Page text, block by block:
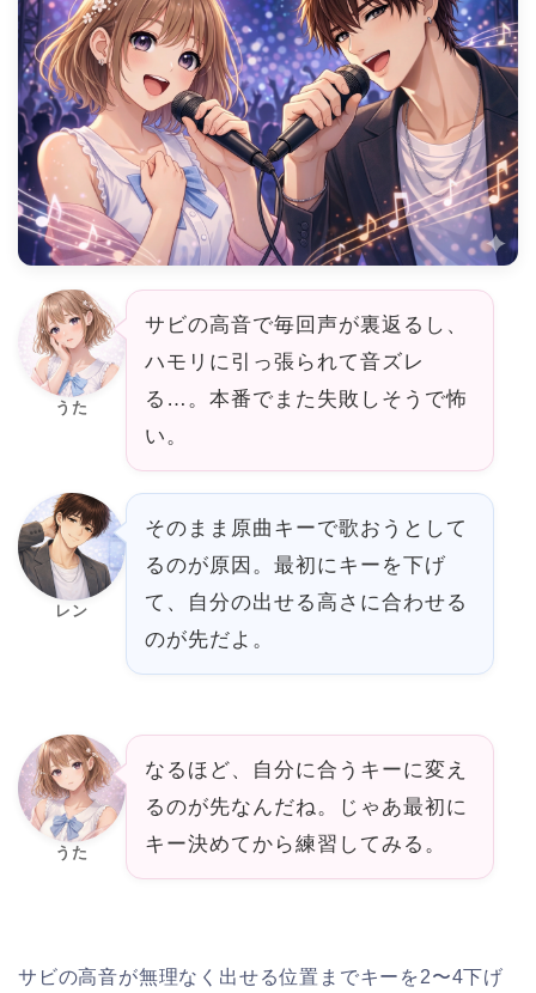
うた
サビの高音で毎回声が裏返るし、
ハモリに引っ張られて音ズレ
る…。本番でまた失敗しそうで怖
い。
レン
そのまま原曲キーで歌おうとして
るのが原因。最初にキーを下げ
て、自分の出せる高さに合わせる
のが先だよ。
うた
なるほど、自分に合うキーに変え
るのが先なんだね。じゃあ最初に
キー決めてから練習してみる。
サビの高音が無理なく出せる位置までキーを2〜4下げ